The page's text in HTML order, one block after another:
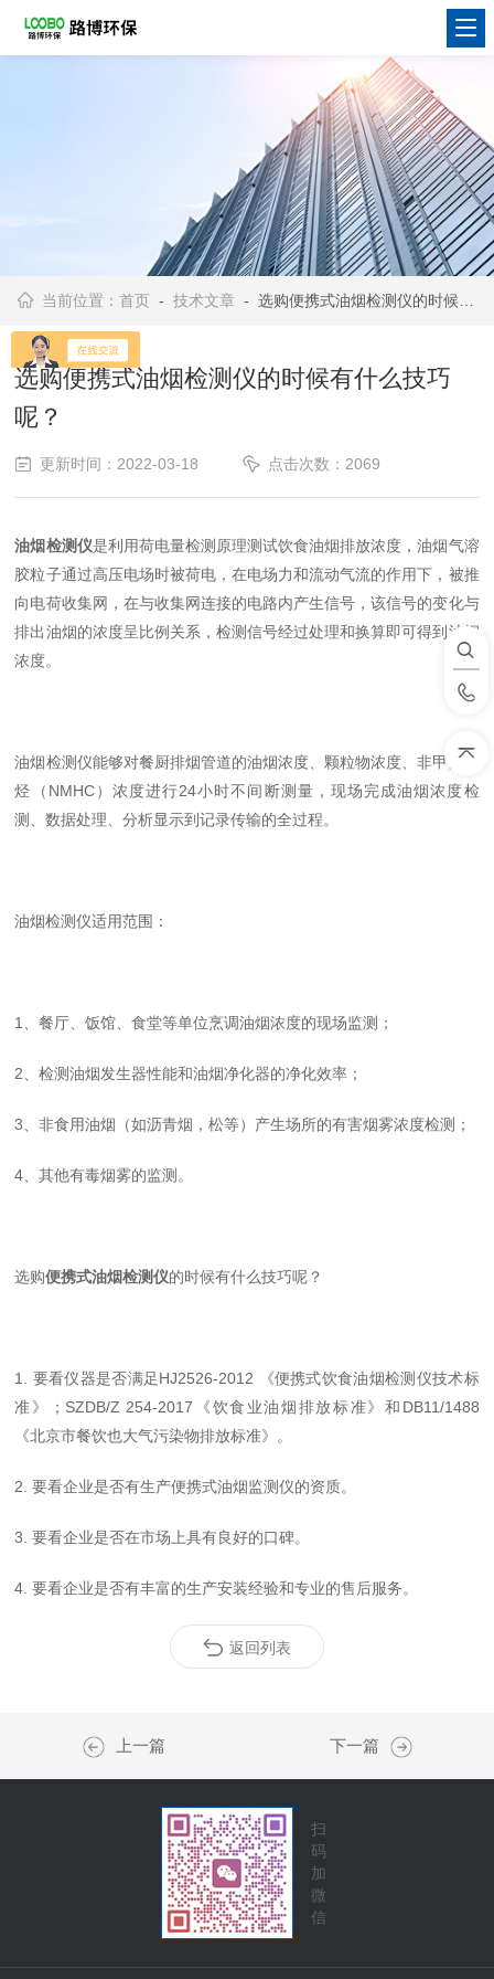
当前位置：首页 -技术文章 - 选购便携式油烟检测仪的时候有什么技巧呢？
选购便携式油烟检测仪的时候有什么技巧
呢？
更新时间：2022-03-18 点击次数：2069
油烟检测仪是利用荷电量检测原理测试饮食油烟排放浓度，油烟气溶
胶粒子通过高压电场时被荷电，在电场力和流动气流的作用下，被推
向电荷收集网，在与收集网连接的电路内产生信号，该信号的变化与
排出油烟的浓度呈比例关系，检测信号经过处理和换算即可得到油烟
浓度。
油烟检测仪能够对餐厨排烟管道的油烟浓度、颗粒物浓度、非甲烷总
烃（NMHC）浓度进行24小时不间断测量，现场完成油烟浓度检
测、数据处理、分析显示到记录传输的全过程。
油烟检测仪适用范围：
1、餐厅、饭馆、食堂等单位烹调油烟浓度的现场监测；
2、检测油烟发生器性能和油烟净化器的净化效率；
3、非食用油烟（如沥青烟，松等）产生场所的有害烟雾浓度检测；
4、其他有毒烟雾的监测。
选购便携式油烟检测仪的时候有什么技巧呢？
1. 要看仪器是否满足HJ2526-2012 《便携式饮食油烟检测仪技术标
准》；SZDB/Z 254-2017《饮食业油烟排放标准》和DB11/1488
《北京市餐饮也大气污染物排放标准》。
2. 要看企业是否有生产便携式油烟监测仪的资质。
3. 要看企业是否在市场上具有良好的口碑。
4. 要看企业是否有丰富的生产安装经验和专业的售后服务。
返回列表
上一篇 下一篇
扫
码
加
微
信